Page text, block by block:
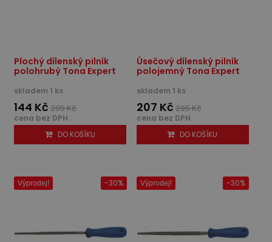
Plochý dílenský pilník
polohrubý Tona Expert
skladem 1 ks
144 Kč 205 Kč
cena bez DPH
DO KOŠÍKU
Úsečový dílenský pilník
polojemný Tona Expert
skladem 1 ks
207 Kč 295 Kč
cena bez DPH
DO KOŠÍKU
Výprodej! -30% Výprodej! -30%